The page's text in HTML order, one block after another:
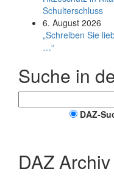
Schulterschluss
6. August 2026
„Schreiben Sie
…“
Suche in
DAZ-
DAZ Archiv